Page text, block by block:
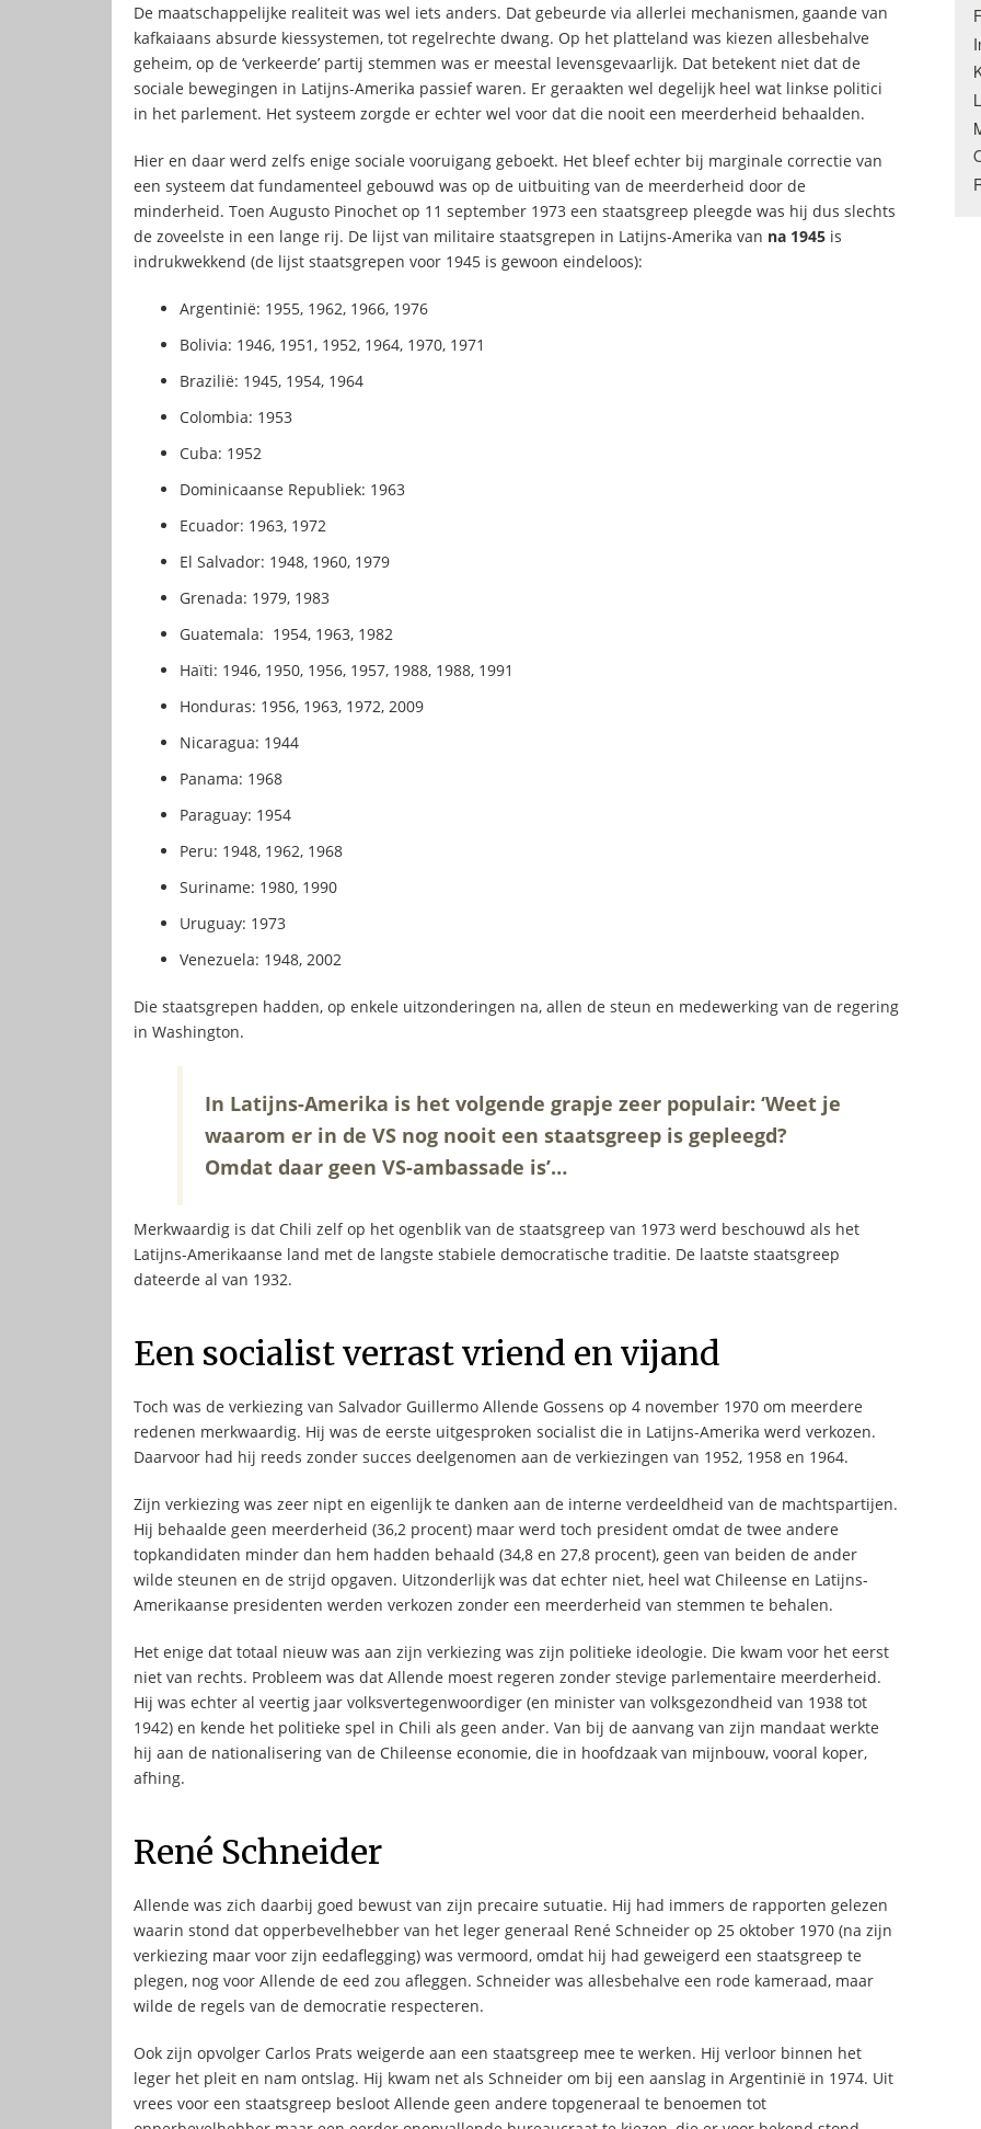
De maatschappelijke realiteit was wel iets anders. Dat gebeurde via allerlei mechanismen, gaande van
kafkaiaans absurde kiessystemen, tot regelrechte dwang. Op het platteland was kiezen allesbehalve
geheim, op de ‘verkeerde’ partij stemmen was er meestal levensgevaarlijk. Dat betekent niet dat de
sociale bewegingen in Latijns-Amerika passief waren. Er geraakten wel degelijk heel wat linkse politici
in het parlement. Het systeem zorgde er echter wel voor dat die nooit een meerderheid behaalden.
Hier en daar werd zelfs enige sociale vooruigang geboekt. Het bleef echter bij marginale correctie van
een systeem dat fundamenteel gebouwd was op de uitbuiting van de meerderheid door de
minderheid. Toen Augusto Pinochet op 11 september 1973 een staatsgreep pleegde was hij dus slechts
de zoveelste in een lange rij. De lijst van militaire staatsgrepen in Latijns-Amerika van na 1945 is
indrukwekkend (de lijst staatsgrepen voor 1945 is gewoon eindeloos):
Argentinië: 1955, 1962, 1966, 1976
Bolivia: 1946, 1951, 1952, 1964, 1970, 1971
Brazilië: 1945, 1954, 1964
Colombia: 1953
Cuba: 1952
Dominicaanse Republiek: 1963
Ecuador: 1963, 1972
El Salvador: 1948, 1960, 1979
Grenada: 1979, 1983
Guatemala: 1954, 1963, 1982
Haïti: 1946, 1950, 1956, 1957, 1988, 1988, 1991
Honduras: 1956, 1963, 1972, 2009
Nicaragua: 1944
Panama: 1968
Paraguay: 1954
Peru: 1948, 1962, 1968
Suriname: 1980, 1990
Uruguay: 1973
Venezuela: 1948, 2002
Die staatsgrepen hadden, op enkele uitzonderingen na, allen de steun en medewerking van de regering
in Washington.
In Latijns-Amerika is het volgende grapje zeer populair: ‘Weet je
waarom er in de VS nog nooit een staatsgreep is gepleegd?
Omdat daar geen VS-ambassade is’…
Merkwaardig is dat Chili zelf op het ogenblik van de staatsgreep van 1973 werd beschouwd als het
Latijns-Amerikaanse land met de langste stabiele democratische traditie. De laatste staatsgreep
dateerde al van 1932.
Een socialist verrast vriend en vijand
Toch was de verkiezing van Salvador Guillermo Allende Gossens op 4 november 1970 om meerdere
redenen merkwaardig. Hij was de eerste uitgesproken socialist die in Latijns-Amerika werd verkozen.
Daarvoor had hij reeds zonder succes deelgenomen aan de verkiezingen van 1952, 1958 en 1964.
Zijn verkiezing was zeer nipt en eigenlijk te danken aan de interne verdeeldheid van de machtspartijen.
Hij behaalde geen meerderheid (36,2 procent) maar werd toch president omdat de twee andere
topkandidaten minder dan hem hadden behaald (34,8 en 27,8 procent), geen van beiden de ander
wilde steunen en de strijd opgaven. Uitzonderlijk was dat echter niet, heel wat Chileense en Latijns-
Amerikaanse presidenten werden verkozen zonder een meerderheid van stemmen te behalen.
Het enige dat totaal nieuw was aan zijn verkiezing was zijn politieke ideologie. Die kwam voor het eerst
niet van rechts. Probleem was dat Allende moest regeren zonder stevige parlementaire meerderheid.
Hij was echter al veertig jaar volksvertegenwoordiger (en minister van volksgezondheid van 1938 tot
1942) en kende het politieke spel in Chili als geen ander. Van bij de aanvang van zijn mandaat werkte
hij aan de nationalisering van de Chileense economie, die in hoofdzaak van mijnbouw, vooral koper,
afhing.
René Schneider
Allende was zich daarbij goed bewust van zijn precaire sutuatie. Hij had immers de rapporten gelezen
waarin stond dat opperbevelhebber van het leger generaal René Schneider op 25 oktober 1970 (na zijn
verkiezing maar voor zijn eedaflegging) was vermoord, omdat hij had geweigerd een staatsgreep te
plegen, nog voor Allende de eed zou afleggen. Schneider was allesbehalve een rode kameraad, maar
wilde de regels van de democratie respecteren.
Ook zijn opvolger Carlos Prats weigerde aan een staatsgreep mee te werken. Hij verloor binnen het
leger het pleit en nam ontslag. Hij kwam net als Schneider om bij een aanslag in Argentinië in 1974. Uit
vrees voor een staatsgreep besloot Allende geen andere topgeneraal te benoemen tot